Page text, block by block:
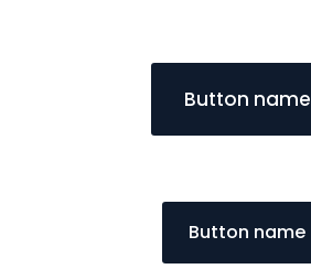
Button name
Button name